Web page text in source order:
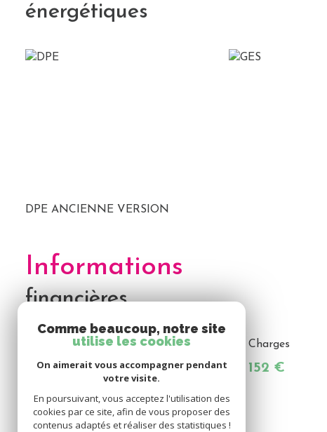
énergétiques
DPE ANCIENNE VERSION
Informations
financières
Prix de vente
27 000 €
intégralement à la charge du vendeur
Charges
152 €
Comme beaucoup, notre site
utilise les cookies
On aimerait vous accompagner pendant
votre visite.
En poursuivant, vous acceptez l'utilisation des
cookies par ce site, afin de vous proposer des
contenus adaptés et réaliser des statistiques !